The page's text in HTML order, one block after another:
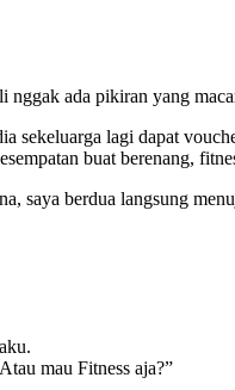
ada pikiran yang
sekeluarga lagi dapat
buat berenang,
saya berdua langsung
mau Fitness aja?”